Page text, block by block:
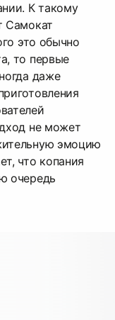
К такому
Самокат
это обычно
то первые
даже
не может
эмоцию
что копания
очередь